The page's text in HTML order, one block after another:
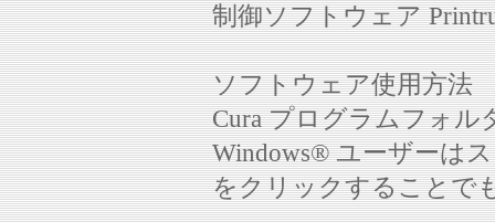
制御ソフトウェア
ソフトウェア使用方法
Cura プログラムフォル
Windows® ユーザーは
をクリックすることで